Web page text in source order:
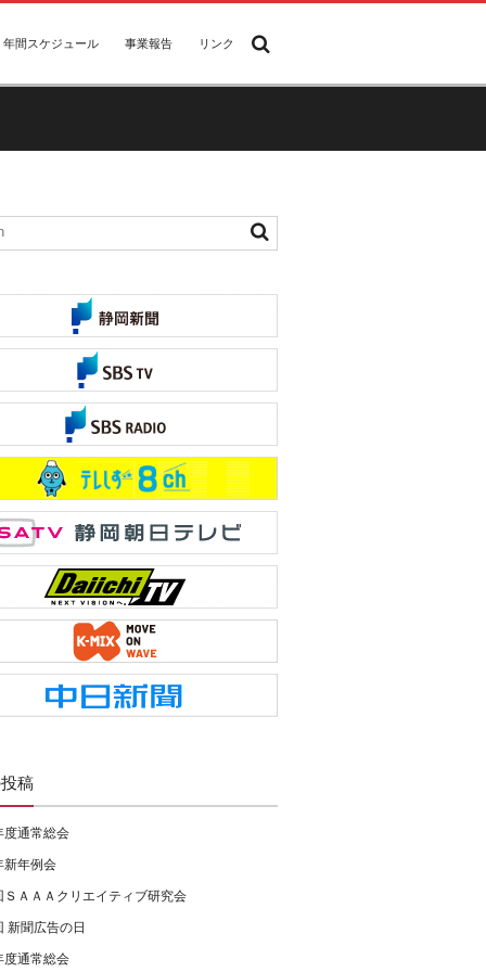
年間スケジュール 事業報告 リンク
稿
度通常総会
新年例会
ＳＡＡＡクリエイティブ研究会
新聞広告の日
度通常総会